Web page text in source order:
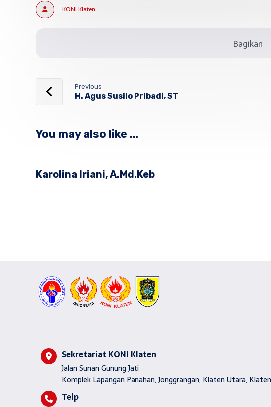
KONI Klaten
Previous
H. Agus Susilo Pribadi, ST
You may also like ...
Karolina Iriani, A.Md.Keb
Sekretariat KONI Klaten
Jalan Sunan Gunung Jati
Komplek Lapangan Panahan, Jonggrangan, Klaten Utara, Klaten
Telp